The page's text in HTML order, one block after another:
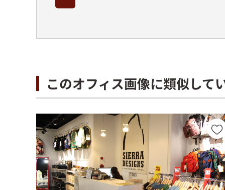
このオフィス画像に類似して